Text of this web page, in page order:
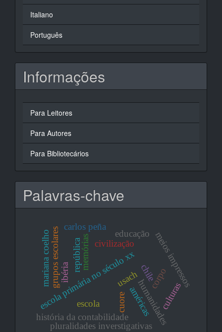
Italiano
Português
Informações
Para Leitores
Para Autores
Para Bibliotecários
Palavras-chave
escola primária no século xx
grupos escolares memórias
carlos peña
humanidades
história da contabilidade
chile
usach meios impressos
pluralidades inverstigativas
cuore
civilização
educação
corpo
república
escola culturas
américas
ibéria
mariana coelho